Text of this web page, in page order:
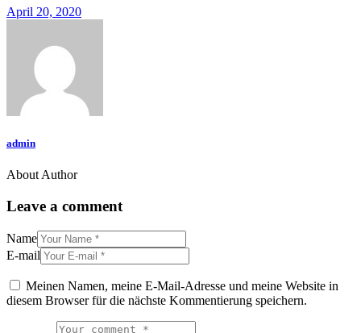
April 20, 2020
admin
About Author
Leave a comment
Name
E-mail
Meinen Namen, meine E-Mail-Adresse und meine Website in
diesem Browser für die nächste Kommentierung speichern.